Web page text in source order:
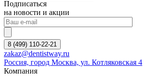
Подписаться
на новости и акции
8 (499) 110-22-21
zakaz@dentistway.ru
Россия, город Москва, ул. Котляковская 4
Компания